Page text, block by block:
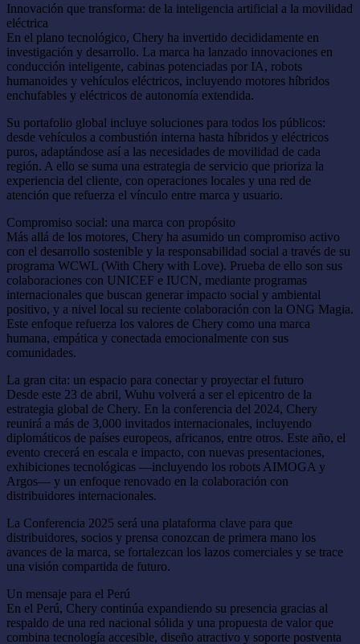
Innovación que transforma: de la inteligencia artificial a la movilidad
eléctrica
En el plano tecnológico, Chery ha invertido decididamente en
investigación y desarrollo. La marca ha lanzado innovaciones en
conducción inteligente, cabinas potenciadas por IA, robots
humanoides y vehículos eléctricos, incluyendo motores híbridos
enchufables y eléctricos de autonomía extendida.
Su portafolio global incluye soluciones para todos los públicos:
desde vehículos a combustión interna hasta híbridos y eléctricos
puros, adaptándose así a las necesidades de movilidad de cada
región. A ello se suma una estrategia de servicio que prioriza la
experiencia del cliente, con operaciones locales y una red de
atención que refuerza el vínculo entre marca y usuario.
Compromiso social: una marca con propósito
Más allá de los motores, Chery ha asumido un compromiso activo
con el desarrollo sostenible y la responsabilidad social a través de su
programa WCWL (With Chery with Love). Prueba de ello son sus
colaboraciones con UNICEF e IUCN, mediante programas
internacionales que buscan generar impacto social y ambiental
positivo, y a nivel local su reciente colaboración con la ONG Magia.
Este enfoque refuerza los valores de Chery como una marca
humana, empática y conectada emocionalmente con sus
comunidades.
La gran cita: un espacio para conectar y proyectar el futuro
Desde este 23 de abril, Wuhu volverá a ser el epicentro de la
estrategia global de Chery. En la conferencia del 2024, Chery
reunirá a más de 3,000 invitados internacionales, incluyendo
diplomáticos de países europeos, africanos, entre otros. Este año, el
evento crecerá en escala e impacto, con nuevas presentaciones,
exhibiciones tecnológicas —incluyendo los robots AIMOGA y
Argos— y un enfoque renovado en la colaboración con
distribuidores internacionales.
La Conferencia 2025 será una plataforma clave para que
distribuidores, socios y prensa conozcan de primera mano los
avances de la marca, se fortalezcan los lazos comerciales y se trace
una visión compartida de futuro.
Un mensaje para el Perú
En el Perú, Chery continúa expandiendo su presencia gracias al
respaldo de una red nacional sólida y una propuesta de valor que
combina tecnología accesible, diseño atractivo y soporte postventa